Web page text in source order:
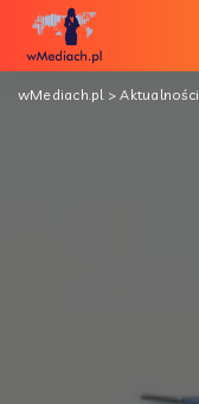
wMediach.pl>Aktualności